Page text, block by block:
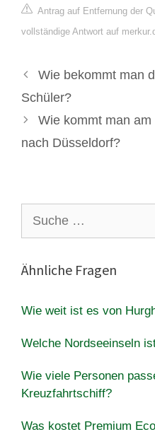
Antrag auf Entfernung der
vollständige Antwort auf
Wie bekommt man
Schüler?
Wie kommt man
nach Düsseldorf?
nach:
Ähnliche Fragen
Wie weit ist es von
Welche Nordseeinseln
Wie viele Personen
Kreuzfahrtschiff?
Was kostet Premium